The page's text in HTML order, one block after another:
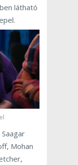
látható
Mohan